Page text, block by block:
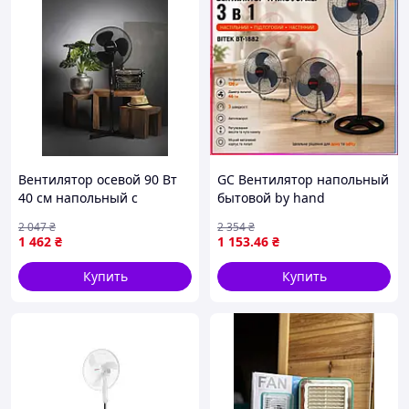
Вентилятор осевой 90 Вт
40 см напольный с
угла наклона черный
Mesko FK-8727
1 462 ₴
2 047₴
Купить
GC Вентилятор напольный
бытовой by hand
електрический для дома и
офиса 120W напольные
венти Tro1\09
1 153.46 ₴
2 354₴
Купить